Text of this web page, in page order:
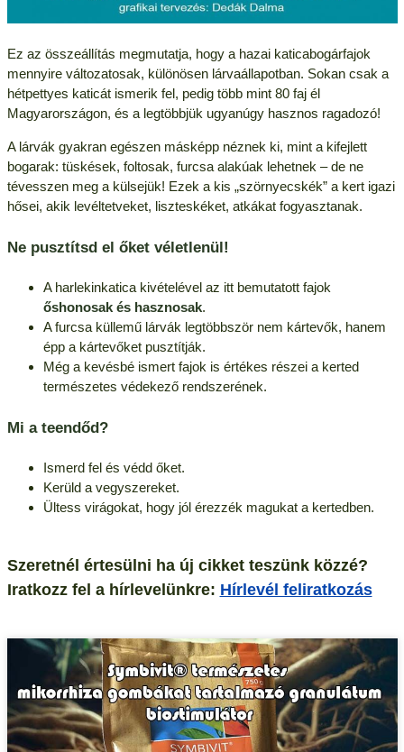
Ez az összeállítás megmutatja, hogy a hazai katicabogárfajok
mennyire változatosak, különösen lárvaállapotban. Sokan csak a
hétpettyes katicát ismerik fel, pedig több mint 80 faj él
Magyarországon, és a legtöbbjük ugyanúgy hasznos ragadozó!
A lárvák gyakran egészen másképp néznek ki, mint a kifejlett
bogarak: tüskések, foltosak, furcsa alakúak lehetnek – de ne
tévesszen meg a külsejük! Ezek a kis „szörnyecskék” a kert igazi
hősei, akik levéltetveket, liszteskéket, atkákat fogyasztanak.
Ne pusztítsd el őket véletlenül!
A harlekinkatica kivételével az itt bemutatott fajok
őshonosak és hasznosak.
A furcsa küllemű lárvák legtöbbször nem kártevők, hanem
épp a kártevőket pusztítják.
Még a kevésbé ismert fajok is értékes részei a kerted
természetes védekező rendszerének.
Mi a teendőd?
Ismerd fel és védd őket.
Kerüld a vegyszereket.
Ültess virágokat, hogy jól érezzék magukat a kertedben.
Szeretnél értesülni ha új cikket teszünk közzé?
Iratkozz fel a hírlevelünkre: Hírlevél feliratkozás